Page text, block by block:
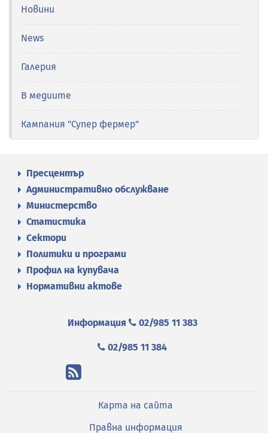
Новини
News
Галерия
В медиите
Кампания "Супер фермер"
Пресцентър
Административно обслужване
Министерство
Статистика
Сектори
Политики и програми
Профил на купувача
Нормативни актове
Информация 02/985 11 383
02/985 11 384
Карта на сайта
Правна информация